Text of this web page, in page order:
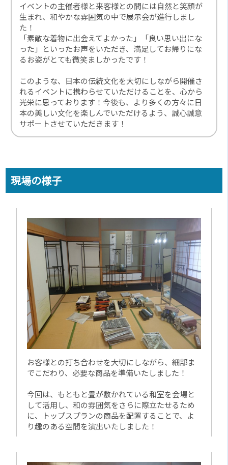
イベントの主催者様と来客様との間には自然と笑顔が
生まれ、和やかな雰囲気の中で展示会が進行しまし
た！
「素敵な着物に出会えてよかった」「良い思い出にな
った」といったお声をいただき、満足してお帰りにな
るお姿がとても微笑ましかったです！
このような、日本の伝統文化を大切にしながら開催さ
れるイベントに携わらせていただけることを、心から
光栄に思っております！今後も、より多くの方々に日
本の美しい文化を楽しんでいただけるよう、誠心誠意
サポートさせていただきます！
現場の様子
お客様との打ち合わせを大切にしながら、細部ま
でこだわり、必要な商品を準備いたしました！
今回は、もともと畳が敷かれている和室を会場と
して活用し、和の雰囲気をさらに際立たせるため
に、トップスプランの商品を配置することで、よ
り趣のある空間を演出いたしました！